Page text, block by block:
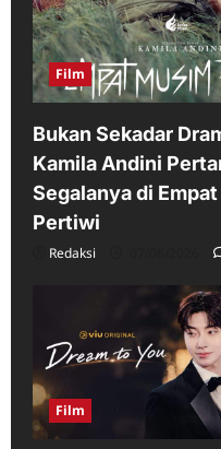
Film
Bukan Sekadar
Kamila Andini
Segalanya di
Pertiwi
Redaksi
Film